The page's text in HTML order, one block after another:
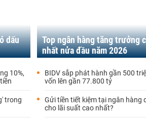
dấu
10%,
trong
Top ngân hàng tăng trưởng
nhất nửa đầu năm 2026
BIDV sắp phát hành gần 500
vốn lên gần 77.800 tỷ
Gửi tiền tiết kiệm tại ngân hàng
cho lãi suất cao nhất?